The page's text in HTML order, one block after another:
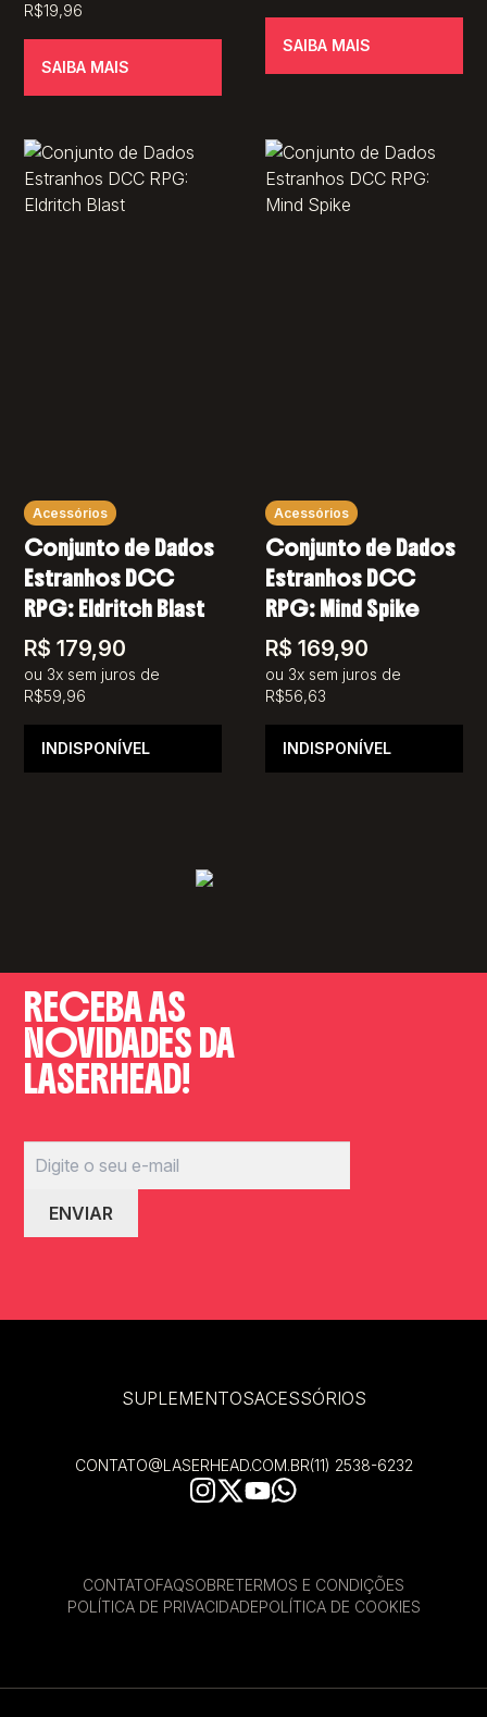
R$19,96
SAIBA MAIS
SAIBA MAIS
Acessórios
Conjunto de Dados
Estranhos DCC
RPG: Eldritch Blast
R$ 179,90
ou 3x sem juros de
R$59,96
INDISPONÍVEL
Acessórios
Conjunto de Dados
Estranhos DCC
RPG: Mind Spike
R$ 169,90
ou 3x sem juros de
R$56,63
INDISPONÍVEL
RECEBA AS
NOVIDADES DA
LASERHEAD!
SUPLEMENTOSACESSÓRIOS
CONTATO@LASERHEAD.COM.BR(11) 2538-6232
CONTATOFAQSOBRETERMOS E CONDIÇÕES
POLÍTICA DE PRIVACIDADEPOLÍTICA DE COOKIES